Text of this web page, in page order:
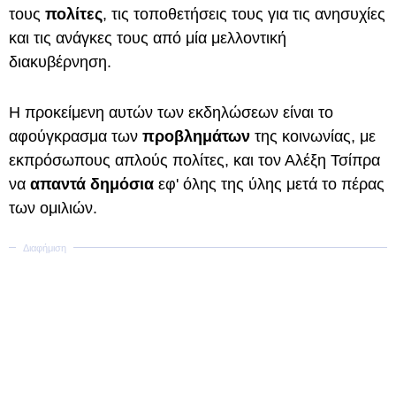
τους πολίτες, τις τοποθετήσεις τους για τις ανησυχίες
και τις ανάγκες τους από μία μελλοντική
διακυβέρνηση.
Η προκείμενη αυτών των εκδηλώσεων είναι το
αφούγκρασμα των προβλημάτων της κοινωνίας, με
εκπρόσωπους απλούς πολίτες, και τον Αλέξη Τσίπρα
να απαντά δημόσια εφ' όλης της ύλης μετά το πέρας
των ομιλιών.